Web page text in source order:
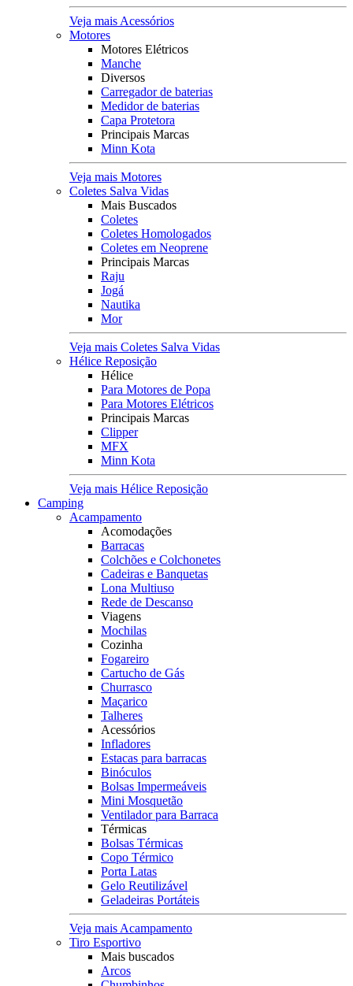
Veja mais Acessórios
Motores
Motores Elétricos
Manche
Diversos
Carregador de baterias
Medidor de baterias
Capa Protetora
Principais Marcas
Minn Kota
Veja mais Motores
Coletes Salva Vidas
Mais Buscados
Coletes
Coletes Homologados
Coletes em Neoprene
Principais Marcas
Raju
Jogá
Nautika
Mor
Veja mais Coletes Salva Vidas
Hélice Reposição
Hélice
Para Motores de Popa
Para Motores Elétricos
Principais Marcas
Clipper
MFX
Minn Kota
Veja mais Hélice Reposição
Camping
Acampamento
Acomodações
Barracas
Colchões e Colchonetes
Cadeiras e Banquetas
Lona Multiuso
Rede de Descanso
Viagens
Mochilas
Cozinha
Fogareiro
Cartucho de Gás
Churrasco
Maçarico
Talheres
Acessórios
Infladores
Estacas para barracas
Binóculos
Bolsas Impermeáveis
Mini Mosquetão
Ventilador para Barraca
Térmicas
Bolsas Térmicas
Copo Térmico
Porta Latas
Gelo Reutilizável
Geladeiras Portáteis
Veja mais Acampamento
Tiro Esportivo
Mais buscados
Arcos